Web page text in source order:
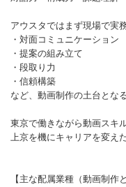
アウスタではまず現場で実
・対面コミュニケーション
・提案の組み立て
・段取り力
・信頼構築
など、動画制作の土台とな
東京で働きながら動画スキ
上京を機にキャリアを変え
【主な配属業種（動画制作